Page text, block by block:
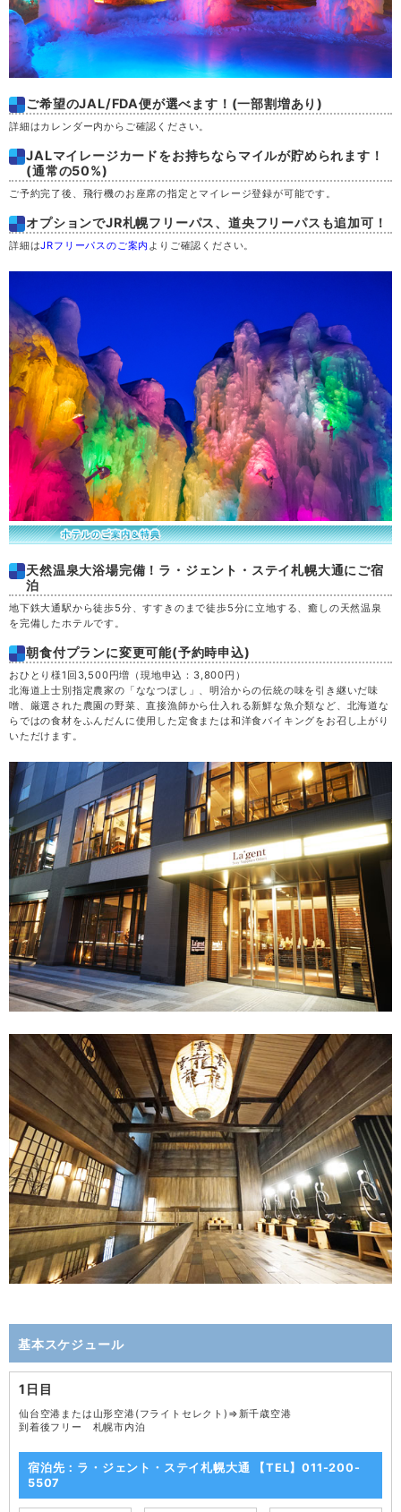
土 29
月
ご希望のJAL/FDA便が選べます！(一部割増あり)
詳細はカレンダー内からご確認ください。
JALマイレージカードをお持ちならマイルが貯められます！
(通常の50%)
ご予約完了後、飛行機のお座席の指定とマイレージ登録が可能です。
オプションでJR札幌フリーパス、道央フリーパスも追加可！
詳細はJRフリーパスのご案内 よりご確認ください。
天然温泉大浴場完備！ラ・ジェント・ステイ札幌大通にご宿
泊
地下鉄大通駅から徒歩5分、すすきのまで徒歩5分に立地する、癒しの天然温泉
を完備したホテルです。
朝食付プランに変更可能(予約時申込)
おひとり様1回3,500円増（現地申込：3,800円）
北海道上士別指定農家の「ななつぼし」、明治からの伝統の味を引き継いだ味
噌、厳選された農園の野菜、直接漁師から仕入れる新鮮な魚介類など、北海道な
らではの食材をふんだんに使用した定食または和洋食バイキングをお召し上がり
いただけます。
基本スケジュール
1日目
仙台空港または山形空港(フライトセレクト)⇒新千歳空港
到着後フリー 札幌市内泊
宿泊先：ラ・ジェント・ステイ札幌大通 【TEL】011-200-
5507